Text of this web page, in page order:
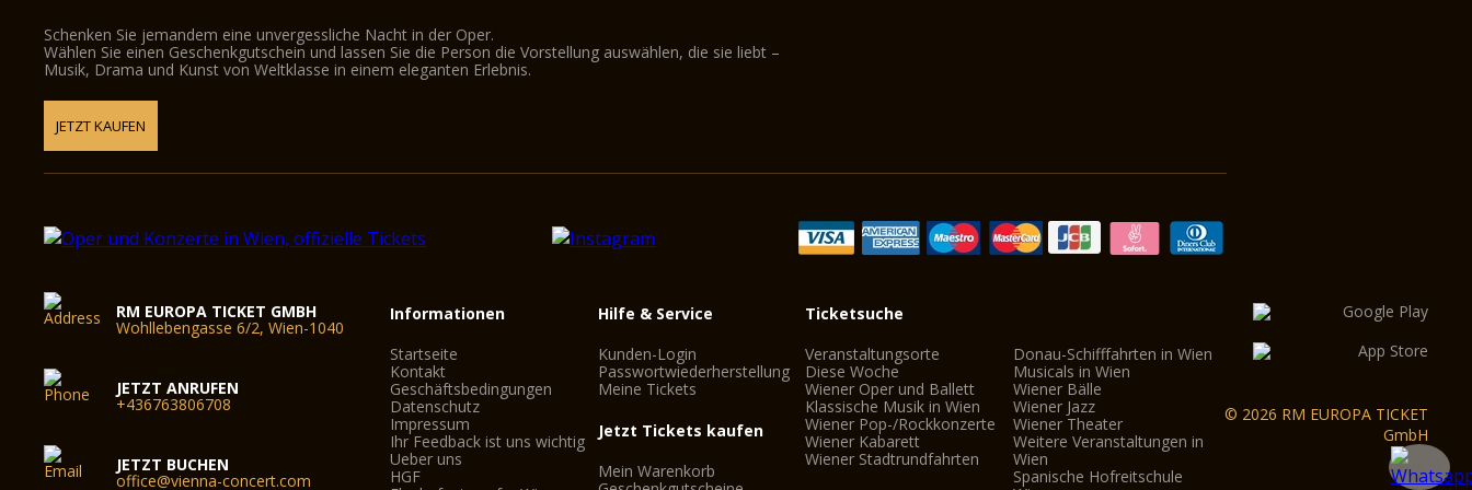
Schenken Sie jemandem eine unvergessliche Nacht in der Oper.
Wählen Sie einen Geschenkgutschein und lassen Sie die Person die Vorstellung auswählen, die sie liebt –
Musik, Drama und Kunst von Weltklasse in einem eleganten Erlebnis.
JETZT KAUFEN
RM EUROPA TICKET GMBH
Wohllebengasse 6/2, Wien-1040
JETZT ANRUFEN
+436763806708
JETZT BUCHEN
office@vienna-concert.com
Informationen
Startseite
Kontakt
Geschäftsbedingungen
Datenschutz
Impressum
Ihr Feedback ist uns wichtig
Ueber uns
HGF
Hilfe & Service
Kunden-Login
Passwortwiederherstellung
Meine Tickets
Jetzt Tickets kaufen
Mein Warenkorb
Ticketsuche
Veranstaltungsorte
Diese Woche
Wiener Oper und Ballett
Klassische Musik in Wien
Wiener Pop-/Rockkonzerte
Wiener Kabarett
Wiener Stadtrundfahrten
Donau-Schifffahrten in Wien
Musicals in Wien
Wiener Bälle
Wiener Jazz
Wiener Theater
Weitere Veranstaltungen in
Wien
Spanische Hofreitschule
© 2026 RM EUROPA TICKET
GmbH